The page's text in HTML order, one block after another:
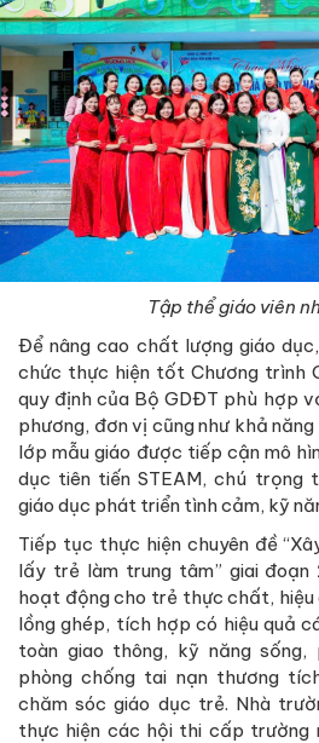
Tập thể giáo viên
Để nâng cao chất lượng giáo
chức thực hiện tốt Chương trình
quy định của Bộ GDĐT phù hợp
phương, đơn vị cũng như khả
lớp mẫu giáo được tiếp cận mô
dục tiên tiến STEAM, chú
giáo dục phát triển tình cảm, kỹ
Tiếp tục thực hiện chuyên đề
lấy trẻ làm trung tâm” giai
hoạt động cho trẻ thực chất, hiệu
lồng ghép, tích hợp có hiệu quả
toàn giao thông, kỹ năng sống,
phòng chống tai nạn thương
chăm sóc giáo dục trẻ. Nhà
thực hiện các hội thi cấp trường